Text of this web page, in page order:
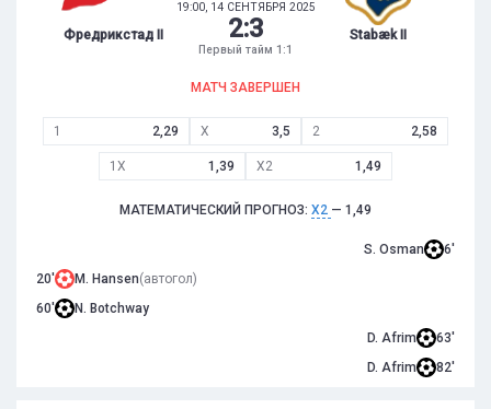
Фредрикстад II
19:00, 14 СЕНТЯБРЯ 2025
2:3
Первый тайм 1:1
Stabæk II
МАТЧ ЗАВЕРШЕН
1 2,29 X 3,5 2 2,58
1X 1,39 X2 1,49
МАТЕМАТИЧЕСКИЙ ПРОГНОЗ: X2 — 1,49
S. Osman
6'
20'
M. Hansen(автогол)
60'
N. Botchway
D. Afrim
63'
D. Afrim
82'